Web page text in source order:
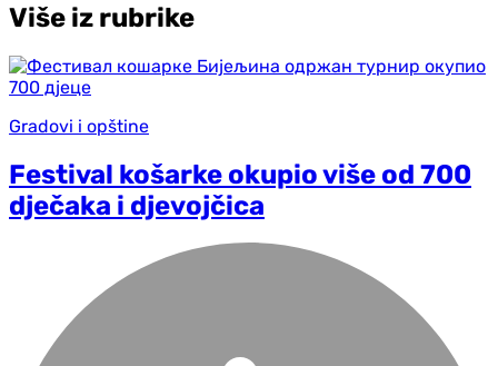
Više iz rubrike
Gradovi i opštine
Festival košarke okupio više od 700
dječaka i djevojčica